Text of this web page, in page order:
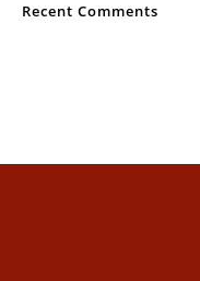
Recent Comments